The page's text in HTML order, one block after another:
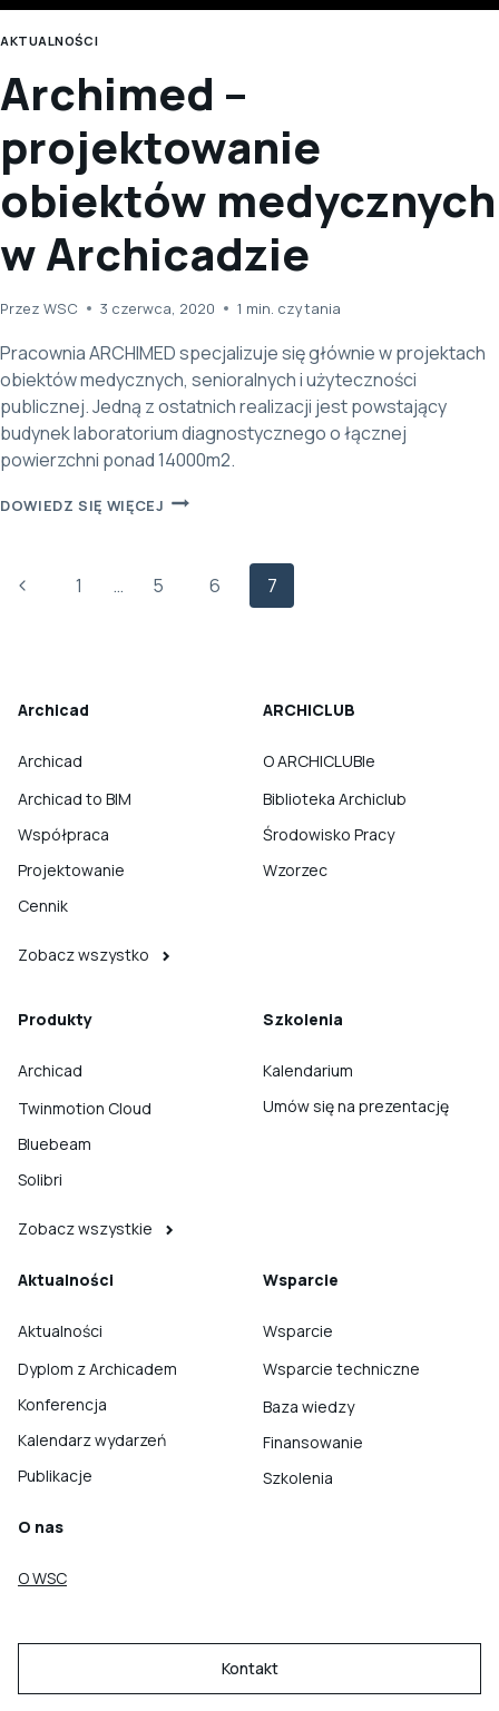
AKTUALNOŚCI
Archimed –
projektowanie
obiektów medycznych
w Archicadzie
Przez WSC 3 czerwca, 2020 1 min. czytania
Pracownia ARCHIMED specjalizuje się głównie w projektach
obiektów medycznych, senioralnych i użyteczności
publicznej. Jedną z ostatnich realizacji jest powstający
budynek laboratorium diagnostycznego o łącznej
powierzchni ponad 14000m2.
DOWIEDZ SIĘ WIĘCEJ ARCHIMED
OBIEKTÓW
MEDYCZNYCH
Nawigacja
Poprzednia
1 … 5 6 7
Archicad
Archicad
Archicad to BIM
Współpraca
Projektowanie
Cennik
Zobacz wszystko
ARCHICLUB
O ARCHICLUBIe
Biblioteka Archiclub
Środowisko Pracy
Wzorzec
Produkty
Archicad
Twinmotion Cloud
Bluebeam
Solibri
Zobacz wszystkie
Szkolenia
Kalendarium
Umów się na prezentację
Aktualności
Aktualności
Dyplom z Archicadem
Konferencja
Kalendarz wydarzeń
Publikacje
O nas
O WSC
Wsparcie
Wsparcie
Wsparcie techniczne
Baza wiedzy
Finansowanie
Szkolenia
Kontakt